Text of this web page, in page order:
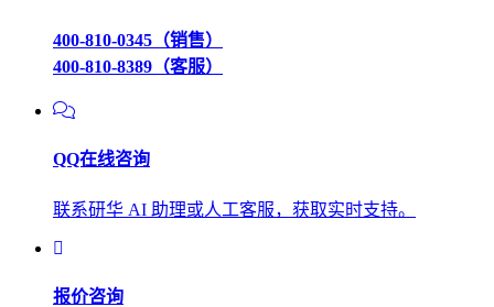
400-810-0345（销售）
400-810-8389（客服）
QQ在线咨询
联系研华 AI 助理或人工客服，获取实时支持。
报价咨询